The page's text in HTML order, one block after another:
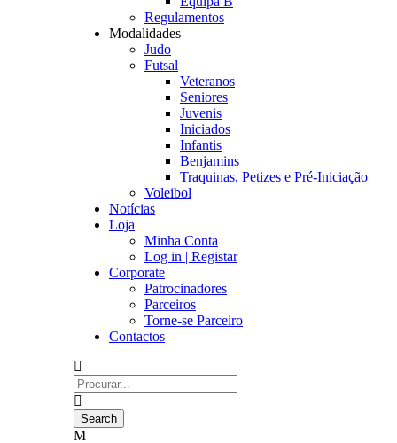
Regulamentos
Modalidades
Judo
Futsal
Veteranos
Seniores
Juvenis
Iniciados
Infantis
Benjamins
Traquinas, Petizes e Pré-Iniciação
Voleibol
Notícias
Loja
Minha Conta
Log in | Registar
Corporate
Patrocinadores
Parceiros
Torne-se Parceiro
Contactos